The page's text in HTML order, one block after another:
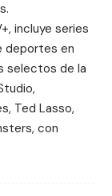
incluye series
deportes en
selectos de la
Ted Lasso,
con